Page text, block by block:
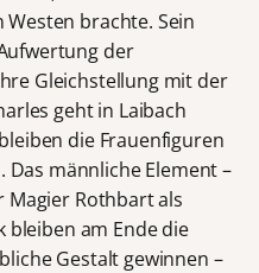
Westen brachte. Sein
der
Gleichstellung mit der
geht in Laibach
die Frauenfiguren
Das männliche Element –
Magier Rothbart als
bleiben am Ende die
Gestalt gewinnen –